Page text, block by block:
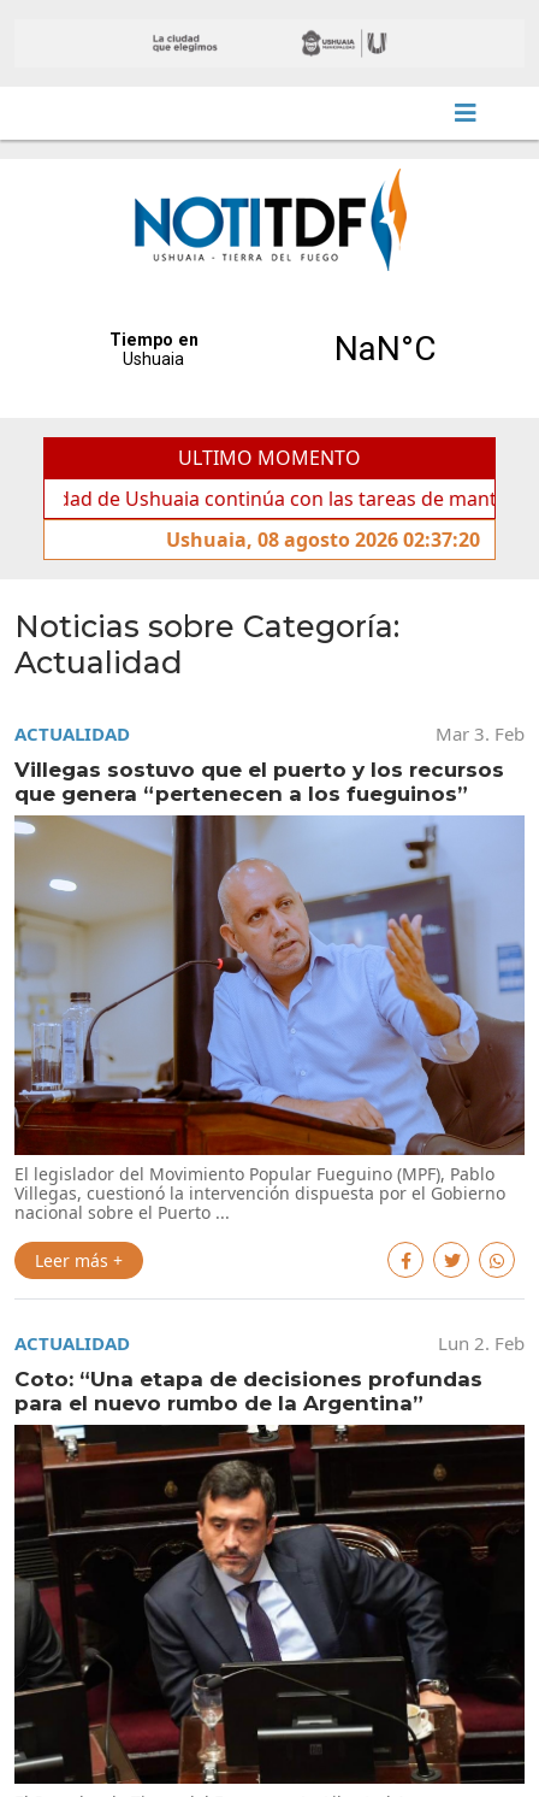
ULTIMO MOMENTO
continúa con las tareas de mantenimiento y rotulado
Ushuaia, 08 agosto 2026 02:37:20
Noticias sobre Categoría:
Actualidad
ACTUALIDAD
Mar 3. Feb
Villegas sostuvo que el puerto y los recursos
que genera “pertenecen a los fueguinos”
El legislador del Movimiento Popular Fueguino (MPF), Pablo
Villegas, cuestionó la intervención dispuesta por el Gobierno
nacional sobre el Puerto ...
Leer más +
ACTUALIDAD
Lun 2. Feb
Coto: “Una etapa de decisiones profundas
para el nuevo rumbo de la Argentina”